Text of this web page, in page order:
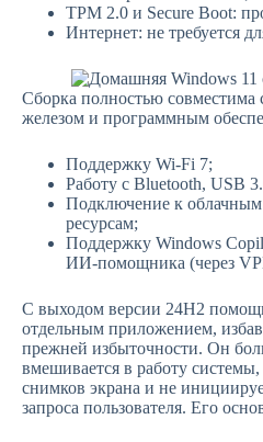
TPM 2.0 и Secure Boot:
Интернет: не требуется
Сборка полностью совместима
железом и программным
Поддержку Wi-Fi 7;
Работу с Bluetooth, USB
Подключение к
ресурсам;
Поддержку Windows
ИИ-помощника (через
С выходом версии 24H2
отдельным приложением,
прежней избыточности. Он
вмешивается в работу
снимков экрана и не
запроса пользователя. Его